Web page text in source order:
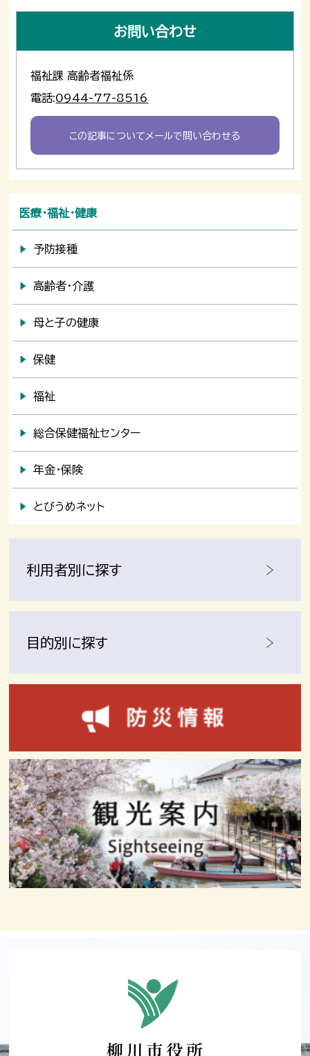
お問い合わせ
福祉課 高齢者福祉係
電話:0944-77-8516
この記事についてメールで問い合わせる
医療・福祉・健康
予防接種
高齢者・介護
母と子の健康
保健
福祉
総合保健福祉センター
年金・保険
とびうめネット
利用者別に探す
目的別に探す